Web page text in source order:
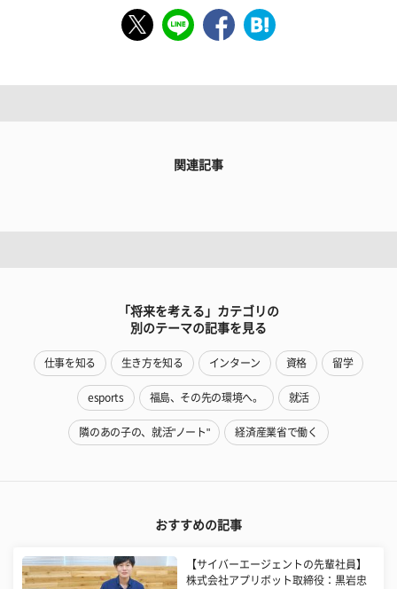
関連記事
「将来を考える」カテゴリの
別のテーマの記事を見る
仕事を知る 生き方を知る インターン 資格 留学
esports 福島、その先の環境へ。 就活
隣のあの子の、就活"ノート" 経済産業省で働く
おすすめの記事
【サイバーエージェントの先輩社員】
株式会社アプリボット取締役：黒岩忠